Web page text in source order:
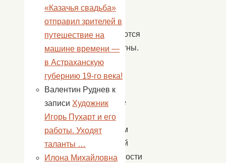
они
часто
оказываются
беззащитны.
По
этой
причине
обучение
детей
правилам
пожарной
безопасности
«Казачья свадьба»
отправил зрителей в
путешествие на
машине времени —
в Астраханскую
губернию 19-го века!
Валентин Руднев к
записи Художник
Игорь Пухарт и его
работы. Уходят
таланты …
Илона Михайловна